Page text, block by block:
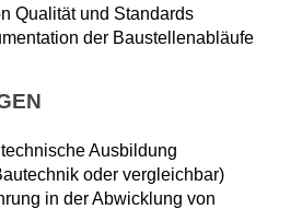
Qualität und Standards
der Baustellenabläufe
Ausbildung
oder vergleichbar)
in der Abwicklung von